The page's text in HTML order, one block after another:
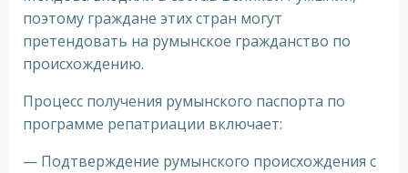
поэтому граждане этих стран могут
претендовать на румынское гражданство по
происхождению.
Процесс получения румынского паспорта по
программе репатриации включает:
— Подтверждение румынского происхождения с